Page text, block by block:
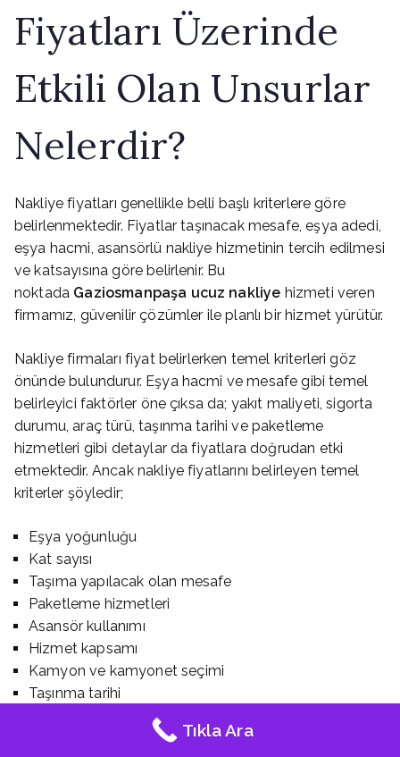
Fiyatları Üzerinde
Etkili Olan Unsurlar
Nelerdir?
Nakliye fiyatları genellikle belli başlı kriterlere göre
belirlenmektedir. Fiyatlar taşınacak mesafe, eşya adedi,
eşya hacmi, asansörlü nakliye hizmetinin tercih edilmesi
ve katsayısına göre belirlenir. Bu
noktada Gaziosmanpaşa ucuz nakliye hizmeti veren
firmamız, güvenilir çözümler ile planlı bir hizmet yürütür.
Nakliye firmaları fiyat belirlerken temel kriterleri göz
önünde bulundurur. Eşya hacmi ve mesafe gibi temel
belirleyici faktörler öne çıksa da; yakıt maliyeti, sigorta
durumu, araç türü, taşınma tarihi ve paketleme
hizmetleri gibi detaylar da fiyatlara doğrudan etki
etmektedir. Ancak nakliye fiyatlarını belirleyen temel
kriterler şöyledir;
Eşya yoğunluğu
Kat sayısı
Taşıma yapılacak olan mesafe
Paketleme hizmetleri
Asansör kullanımı
Hizmet kapsamı
Kamyon ve kamyonet seçimi
Taşınma tarihi
Tıkla Ara